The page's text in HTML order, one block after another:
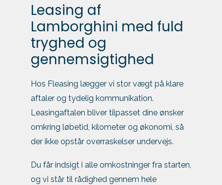
Leasing af
Lamborghini med fuld
tryghed og
gennemsigtighed
Hos Fleasing lægger vi stor vægt på klare
aftaler og tydelig kommunikation.
Leasingaftalen bliver tilpasset dine ønsker
omkring løbetid, kilometer og økonomi, så
der ikke opstår overraskelser undervejs.
Du får indsigt i alle omkostninger fra starten,
og vi står til rådighed gennem hele